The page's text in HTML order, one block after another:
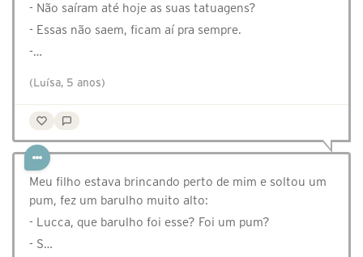
- Não saíram até hoje as suas tatuagens?
- Essas não saem, ficam aí pra sempre.
-…
(Luísa, 5 anos)
Meu filho estava brincando perto de mim e soltou um
pum, fez um barulho muito alto:
- Lucca, que barulho foi esse? Foi um pum?
- S…